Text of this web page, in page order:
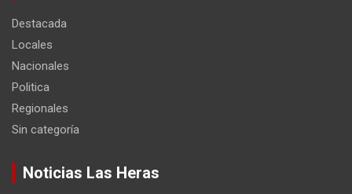
Destacada
Locales
Nacionales
Politica
Regionales
Sin categoría
Noticias Las Heras